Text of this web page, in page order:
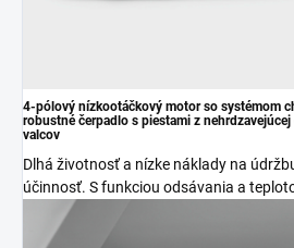
4-pólový nízkootáčkový motor so systémom
robustné čerpadlo s piestami z
valcov
Dlhá životnosť a nízke náklady na
účinnosť. S funkciou odsávania a